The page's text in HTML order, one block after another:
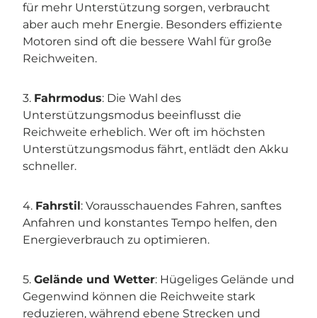
für mehr Unterstützung sorgen, verbraucht
aber auch mehr Energie. Besonders effiziente
Motoren sind oft die bessere Wahl für große
Reichweiten.
3. Fahrmodus: Die Wahl des
Unterstützungsmodus beeinflusst die
Reichweite erheblich. Wer oft im höchsten
Unterstützungsmodus fährt, entlädt den Akku
schneller.
4. Fahrstil: Vorausschauendes Fahren, sanftes
Anfahren und konstantes Tempo helfen, den
Energieverbrauch zu optimieren.
5. Gelände und Wetter: Hügeliges Gelände und
Gegenwind können die Reichweite stark
reduzieren, während ebene Strecken und